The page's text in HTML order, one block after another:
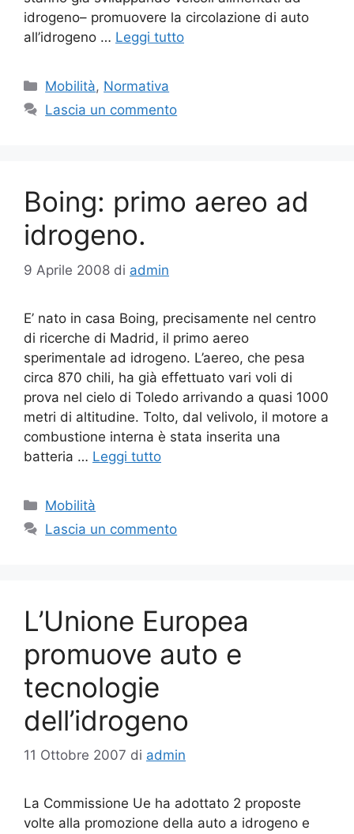
idrogeno– promuovere la circolazione di auto
all’idrogeno … Leggi tutto
Categorie
Mobilità, Normativa
Lascia un commento
Boing: primo aereo ad
idrogeno.
9 Aprile 2008 di admin
E’ nato in casa Boing, precisamente nel centro
di ricerche di Madrid, il primo aereo
sperimentale ad idrogeno. L’aereo, che pesa
circa 870 chili, ha già effettuato vari voli di
prova nel cielo di Toledo arrivando a quasi 1000
metri di altitudine. Tolto, dal velivolo, il motore a
combustione interna è stata inserita una
batteria … Leggi tutto
Categorie
Mobilità
Lascia un commento
L’Unione Europea
promuove auto e
tecnologie
dell’idrogeno
11 Ottobre 2007 di admin
La Commissione Ue ha adottato 2 proposte
volte alla promozione della auto a idrogeno e